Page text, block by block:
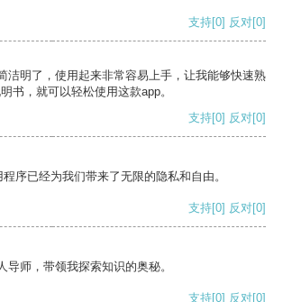
支持[0] 反对[0]
洁明了，使用起来非常容易上手，让我能够快速熟
书，就可以轻松使用这款app。
支持[0] 反对[0]
序已经为我们带来了无限的隐私和自由。
支持[0] 反对[0]
导师，带领我探索知识的奥秘。
支持[0] 反对[0]